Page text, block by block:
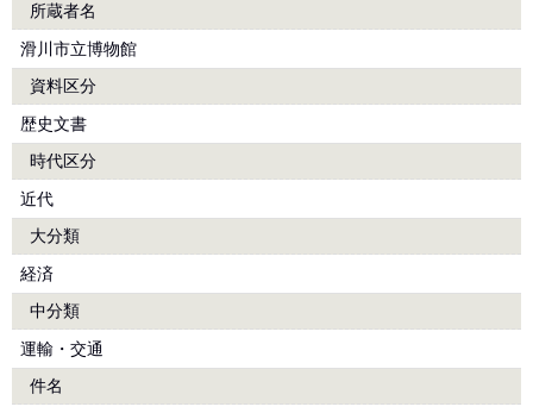
所蔵者名
滑川市立博物館
資料区分
歴史文書
時代区分
近代
大分類
経済
中分類
運輸・交通
件名